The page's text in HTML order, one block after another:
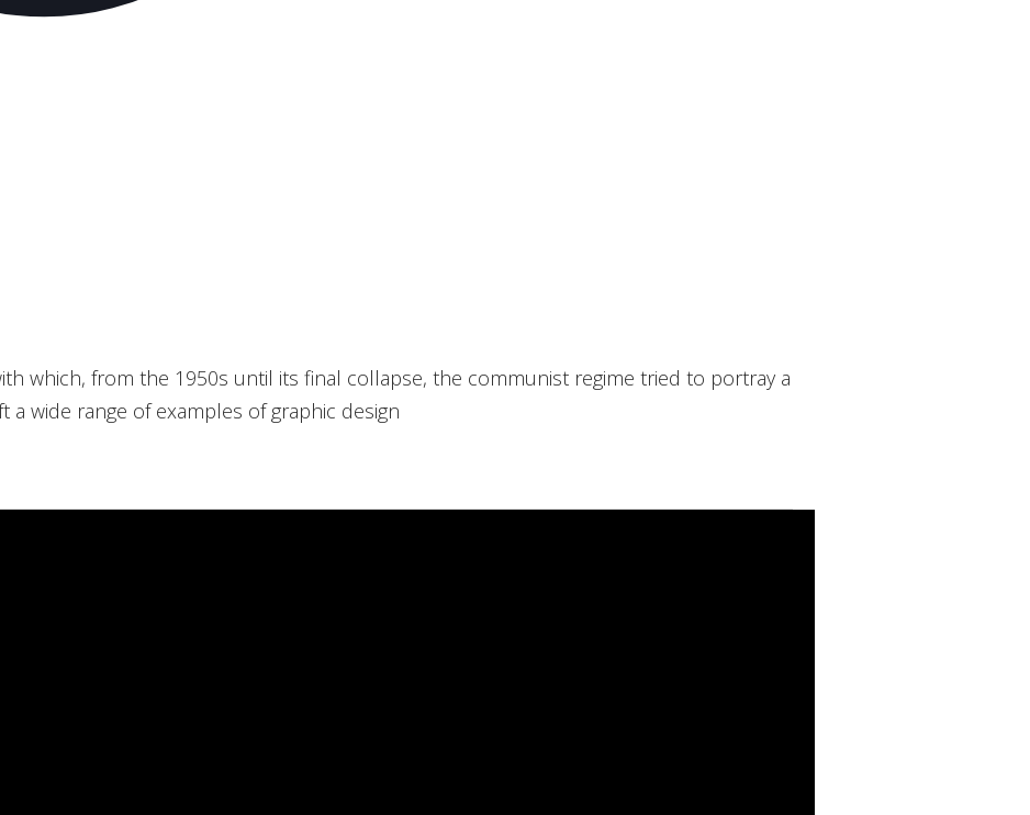
which, from the 1950s until its final collapse, the communist regime tried to portray a
wide range of examples of graphic design